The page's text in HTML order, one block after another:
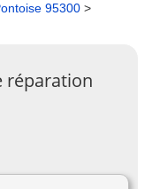
95300 >
réparation